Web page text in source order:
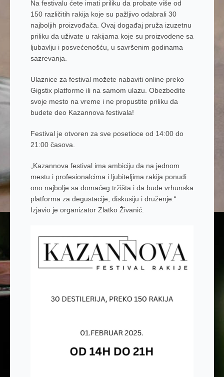
Na festivalu ćete imati priliku da probate više od
150 različitih rakija koje su pažljivo odabrali 30
najboljih proizvođača. Ovaj događaj pruža izuzetnu
priliku da uživate u rakijama koje su proizvodene sa
ljubavlju i posvećenošću, u savršenim godinama
sazrevanja.
Ulaznice za festival možete nabaviti online preko
Gigstix platforme ili na samom ulazu. Obezbedite
svoje mesto na vreme i ne propustite priliku da
budete deo Kazannova festivala!
Festival je otvoren za sve posetioce od 14:00 do
21:00 časova.
„Kazannova festival ima ambiciju da na jednom
mestu i profesionalcima i ljubiteljima rakija ponudi
ono najbolje sa domaćeg tržišta i da bude vrhunska
platforma za degustacije, diskusiju i druženje.“
Izjavio je organizator Zlatko Živanić.